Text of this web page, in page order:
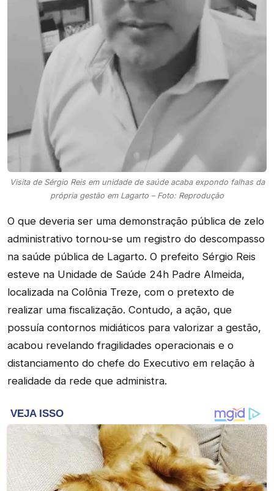
Visita de Sérgio Reis em unidade de saúde acaba expondo falhas da
própria gestão em Lagarto – Foto: Reprodução
O que deveria ser uma demonstração pública de zelo
administrativo tornou-se um registro do descompasso
na saúde pública de Lagarto. O prefeito Sérgio Reis
esteve na Unidade de Saúde 24h Padre Almeida,
localizada na Colônia Treze, com o pretexto de
realizar uma fiscalização. Contudo, a ação, que
possuía contornos midiáticos para valorizar a gestão,
acabou revelando fragilidades operacionais e o
distanciamento do chefe do Executivo em relação à
realidade da rede que administra.